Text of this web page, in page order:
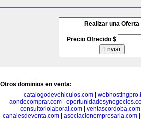
Realizar una Oferta
Precio Ofrecido $
Otros dominios en venta:
catalogodevehiculos.com|
aondecomprar.com
consultoriolaboral.com
ventascordoba.com
canalesdeventa.com
asociacionempresaria.com